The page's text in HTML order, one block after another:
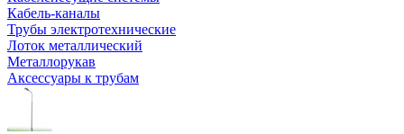
Кабель-каналы
Трубы электротехнические
Лоток металлический
Металлорукав
Аксессуары к трубам